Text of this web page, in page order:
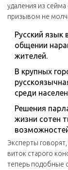
удаления из
призывом не
Русский язык
общении
жителей.
В крупных
среди
Решения
жизни сотен
Эксперты
виток старого
теперь подобные